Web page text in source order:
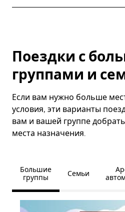
Поездки с
группами и
Если вам нужно больше
условия, эти варианты
вам и вашей группе
места назначения.
Большие
группы
Семьи